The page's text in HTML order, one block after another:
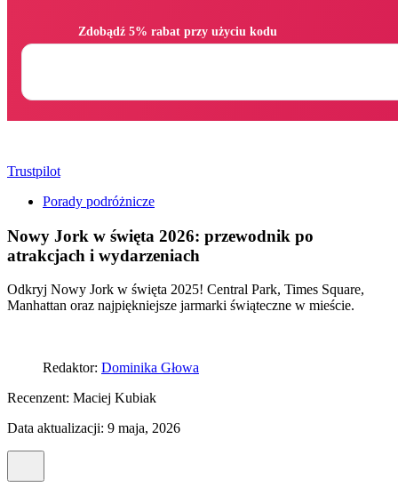
Trustpilot
Porady podróżnicze
Nowy Jork w święta 2026: przewodnik po
atrakcjach i wydarzeniach
Odkryj Nowy Jork w święta 2025! Central Park, Times Square,
Manhattan oraz najpiękniejsze jarmarki świąteczne w mieście.
Redaktor: Dominika Głowa
Recenzent: Maciej Kubiak
Data aktualizacji: 9 maja, 2026